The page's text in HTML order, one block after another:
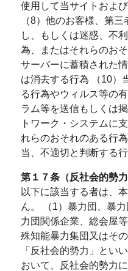
使用して当サイトおよ
（8）他のお客様、第
し、もしくは迷惑、不
為、またはそれらのお
サーバーに蓄積された
は消去する行為 （10）
る行為やウィルス等の
ラム等を送信もしくは
トワーク・システムに
れらのおそれのある行
当、不適切と判断する
第１７条（反社会的勢
以下に該当する者は、
ん。 （1）暴力団、暴
力団関係企業、総会屋
殊知能暴力集団又はそ
「反社会的勢力」とい
おいて、反社会的勢力